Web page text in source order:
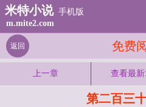
米特小说 手机版
m.mite2.com
免费
返回
上一章 查看最
第二百三